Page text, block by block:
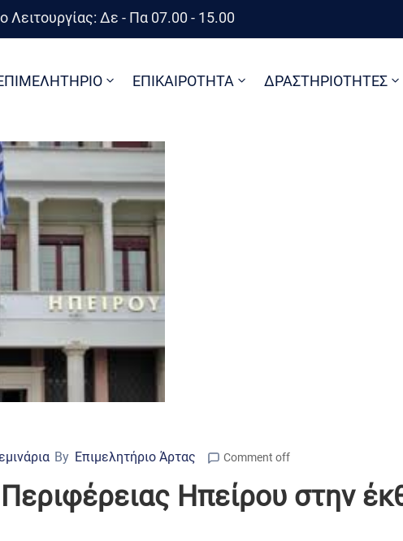
Λειτουργίας: Δε - Πα 07.00 - 15.00
ΕΠΙΚΑΙΡΟΤΗΤΑ ΔΡΑΣΤΗΡΙΟΤΗΤΕΣ
By Επιμελητήριο Άρτας Comment off
Ηπείρου στην